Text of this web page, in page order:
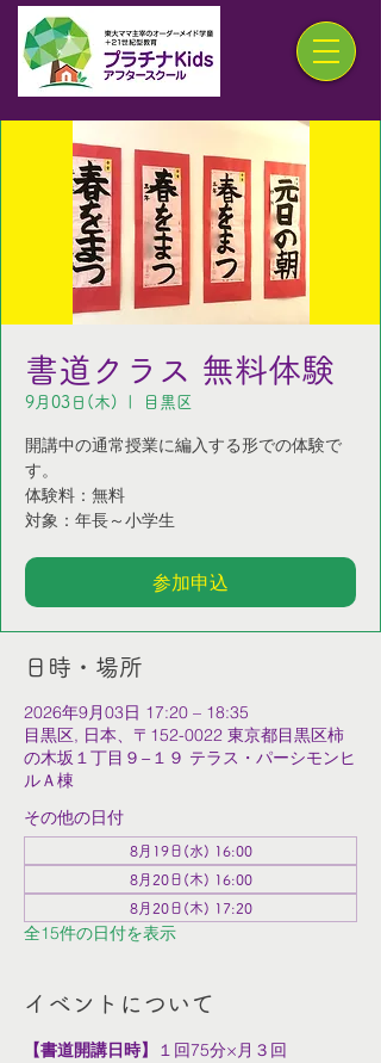
書道クラス 無料体験
9月03日(木) 目黒区
開講中の通常授業に編入する形での体験で
す。
体験料：無料
対象：年長～小学生
参加申込
日時・場所
2026年9月03日 17:20 – 18:35
目黒区, 日本、〒152-0022 東京都目黒区柿
の木坂１丁目９−１９ テラス・パーシモンヒ
ルＡ棟
その他の日付
8月19日(水) 16:00
8月20日(木) 16:00
8月20日(木) 17:20
全15件の日付を表示
イベントについて
【書道開講日時】
１回75分×月３回